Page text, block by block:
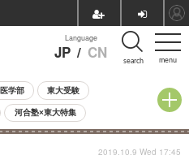
menu
Language
JP / CN search
医学部 東大受験
河合塾×東大特集
中学受験 小学校受験
2019.10.9 Wed 17:45